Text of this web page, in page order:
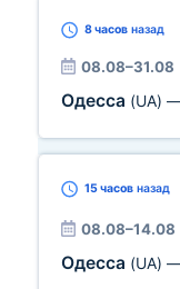
8 часов назад
08.08–31.08
Одесса (UA)
15 часов назад
08.08–14.08
Одесса (UA)